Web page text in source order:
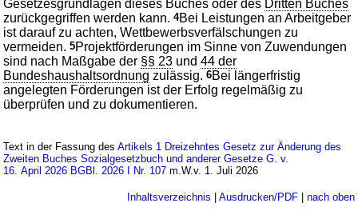
Gesetzesgrundlagen dieses Buches oder des Dritten Buches
zurückgegriffen werden kann.4Bei Leistungen an Arbeitgeber
ist darauf zu achten, Wettbewerbsverfälschungen zu
vermeiden.5Projektförderungen im Sinne von Zuwendungen
sind nach Maßgabe der §§ 23 und44 der
Bundeshaushaltsordnung zulässig.6Bei längerfristig
angelegten Förderungen ist der Erfolg regelmäßig zu
überprüfen und zu dokumentieren.
Text in der Fassung desArtikels 1 Dreizehntes Gesetz zur Änderung des
Zweiten Buches Sozialgesetzbuch und anderer Gesetze G. v.
16. April 2026 BGBl. 2026 I Nr. 107 m.W.v. 1. Juli 2026
Inhaltsverzeichnis Ausdrucken/PDF| nach oben